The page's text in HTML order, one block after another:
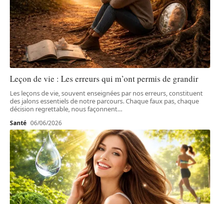
Leçon de vie : Les erreurs qui m’ont permis de grandir
Les leçons de vie, souvent enseignées par nos erreurs, constituent
des jalons essentiels de notre parcours. Chaque faux pas, chaque
décision regrettable, nous façonnent…
Santé 06/06/2026